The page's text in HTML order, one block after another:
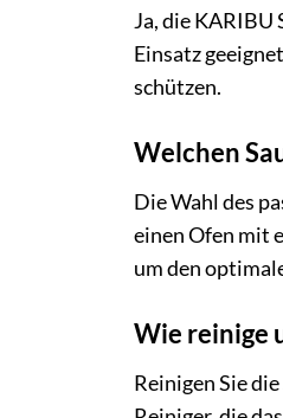
Ja, die KARIBU
Einsatz
schützen.
Welchen
Die Wahl des
einen Ofen mit
um den
Wie reinige
Reinigen Sie